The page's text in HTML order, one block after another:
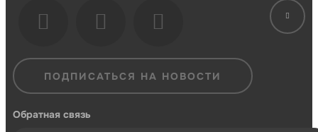
ПОДПИСАТЬСЯ НА НОВОСТИ
Обратная связь